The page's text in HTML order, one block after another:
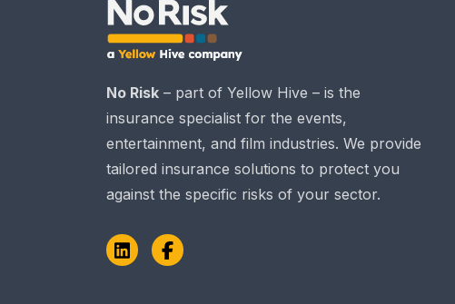
No Risk – part of Yellow Hive – is the
insurance specialist for the events,
entertainment, and film industries. We provide
tailored insurance solutions to protect you
against the specific risks of your sector.
LinkedInFacebook